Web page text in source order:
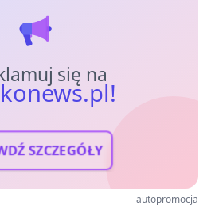
się na
SZCZEGÓŁY
autopromocja